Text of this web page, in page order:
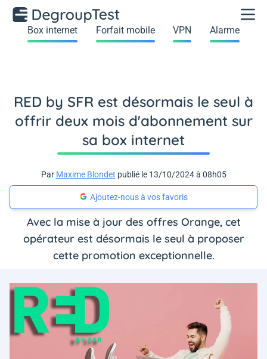
Box internet Forfait mobile VPN Alarme
RED by SFR est désormais le seul à
offrir deux mois d'abonnement sur
sa box internet
Par Maxime Blondet publié le 13/10/2024 à 08h05
Ajoutez-nous à vos favoris
Avec la mise à jour des offres Orange, cet
opérateur est désormais le seul à proposer
cette promotion exceptionnelle.